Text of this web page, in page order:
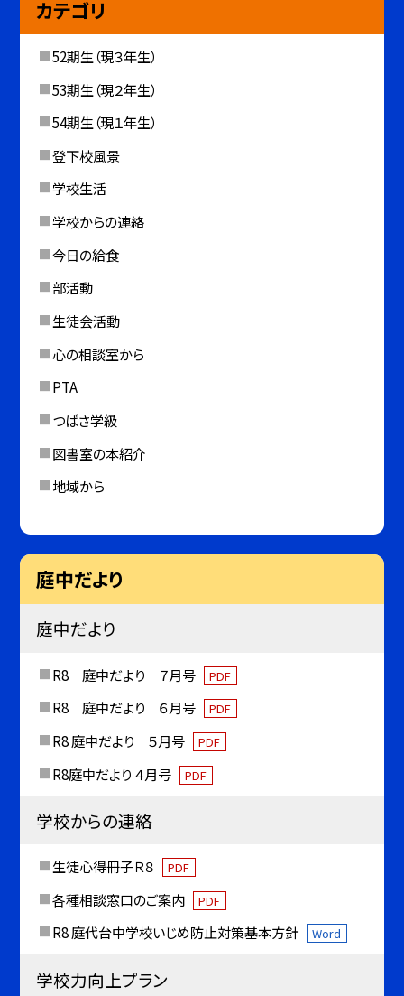
カテゴリ
52期生（現３年生）
53期生（現２年生）
54期生（現１年生）
登下校風景
学校生活
学校からの連絡
今日の給食
部活動
生徒会活動
心の相談室から
PTA
つばさ学級
図書室の本紹介
地域から
庭中だより
庭中だより
R8 庭中だより ７月号 PDF
R8 庭中だより ６月号 PDF
R8 庭中だより ５月号 PDF
R8庭中だより ４月号 PDF
学校からの連絡
生徒心得冊子Ｒ８ PDF
各種相談窓口のご案内 PDF
R8 庭代台中学校いじめ防止対策基本方針 Word
学校力向上プラン